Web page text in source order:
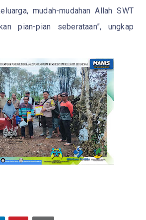
mudah-mudahan Allah SWT
pian-pian seberataan”, ungkap